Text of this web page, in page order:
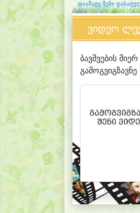
დაამატე შენი
ვიდეო
ბავშვების